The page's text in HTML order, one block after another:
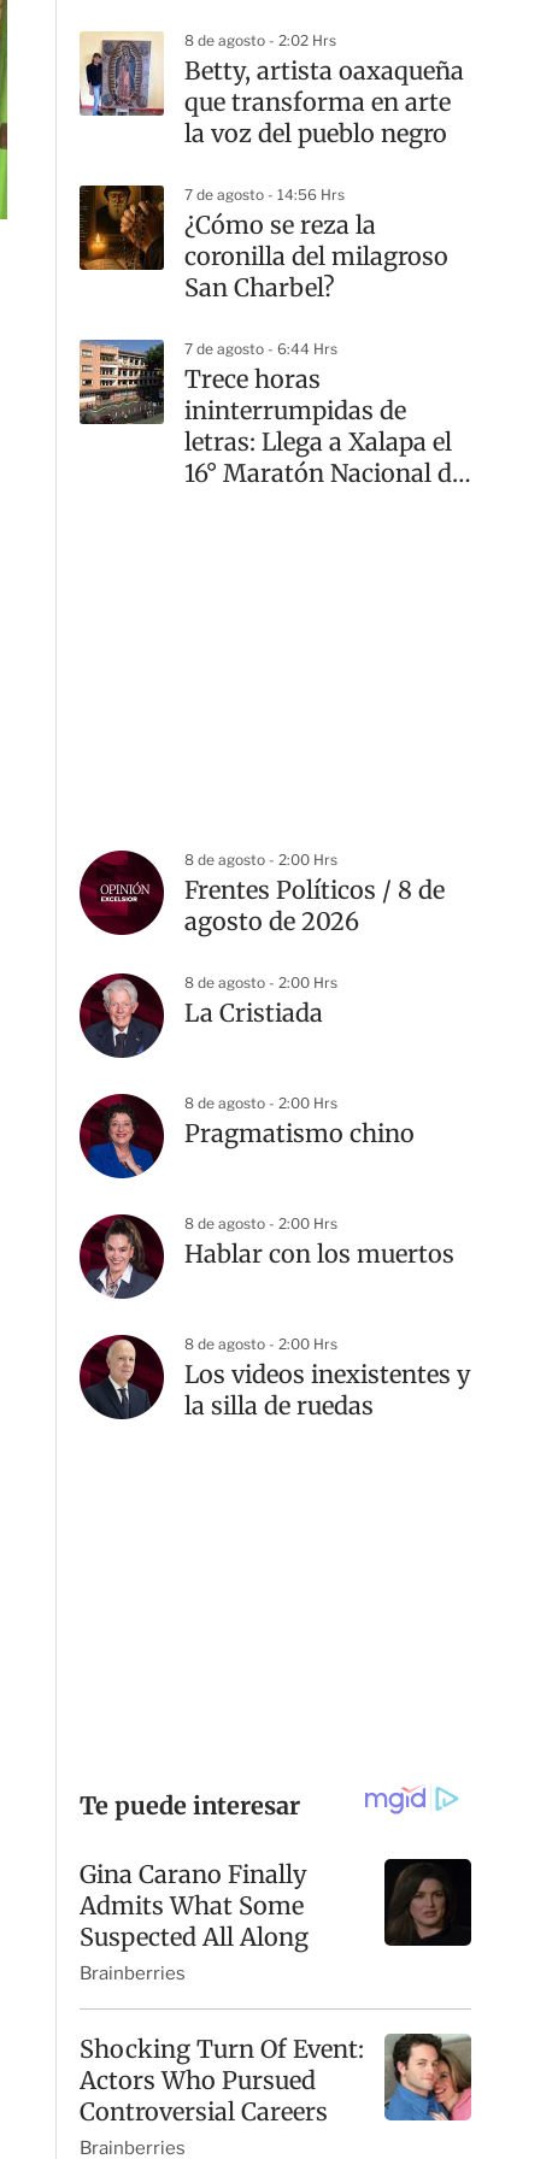
8 de agosto - 2:02 Hrs
Betty, artista oaxaqueña
que transforma en arte
la voz del pueblo negro
7 de agosto - 14:56 Hrs
¿Cómo se reza la
coronilla del milagroso
San Charbel?
7 de agosto - 6:44 Hrs
Trece horas
ininterrumpidas de
letras: Llega a Xalapa el
16° Maratón Nacional de
8 de agosto - 2:00 Hrs
Frentes Políticos / 8 de
agosto de 2026
8 de agosto - 2:00 Hrs
La Cristiada
8 de agosto - 2:00 Hrs
Pragmatismo chino
8 de agosto - 2:00 Hrs
Hablar con los muertos
8 de agosto - 2:00 Hrs
Los videos inexistentes y
la silla de ruedas